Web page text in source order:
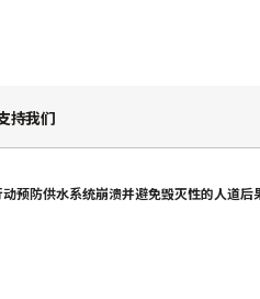
持我们
预防供水系统崩溃并避免毁灭性的人道后